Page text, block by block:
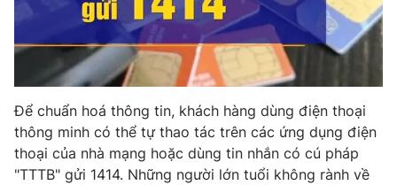
Chuyên mục khác
Emagazine Podcast
Photo Infographic
Video Shorts video
Để chuẩn hoá thông tin, khách hàng dùng điện thoại
thông minh có thể tự thao tác trên các ứng dụng điện
thoại của nhà mạng hoặc dùng tin nhắn có cú pháp
"TTTB" gửi 1414. Những người lớn tuổi không rành về